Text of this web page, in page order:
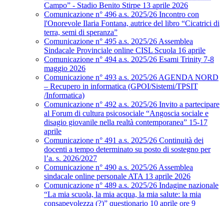
Campo” - Stadio Benito Stirpe 13 aprile 2026
Comunicazione n° 496 a.s. 2025/26 Incontro con
l'Onorevole Ilaria Fontana, autrice del libro “Cicatrici di
terra, semi di speranza”
Comunicazione n° 495 a.s. 2025/26 Assemblea
Sindacale Provinciale online CISL Scuola 16 aprile
Comunicazione n° 494 a.s. 2025/26 Esami Trinity 7-8
maggio 2026
Comunicazione n° 493 a.s. 2025/26 AGENDA NORD
– Recupero in informatica (GPOI/Sistemi/TPSIT
/Informatica)
Comunicazione n° 492 a.s. 2025/26 Invito a partecipare
al Forum di cultura psicosociale “Angoscia sociale e
disagio giovanile nella realtà contemporanea” 15-17
aprile
Comunicazione n° 491 a.s. 2025/26 Continuità dei
docenti a tempo determinato su posto di sostegno per
l’a. s. 2026/2027
Comunicazione n° 490 a.s. 2025/26 Assemblea
sindacale online personale ATA 13 aprile 2026
Comunicazione n° 489 a.s. 2025/26 Indagine nazionale
“La mia scuola, la mia acqua, la mia salute: la mia
consapevolezza (?)” questionario 10 aprile ore 9